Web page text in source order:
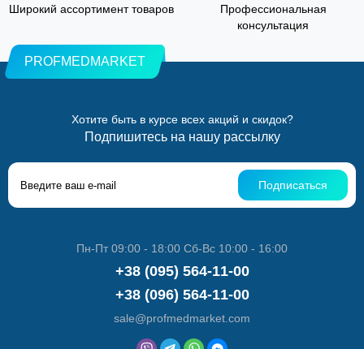
Широкий ассортимент товаров
Профессиональная
консультация
PROFMEDMARKET
Хотите быть в курсе всех акций и скидок?
Подпишитесь на нашу рассылку
Подписаться
Пн-Пт 09:00 - 18:00 Сб-Вс 10:00 - 16:00
+38 (095) 564-11-00
+38 (096) 564-11-00
sale@profmedmarket.com